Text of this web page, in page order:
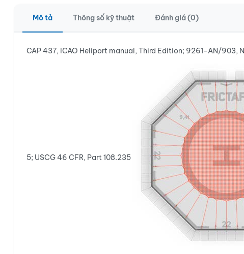
Mô tả Thông số kỹ thuật Đánh giá (0)
CAP 437, ICAO Heliport manual, Third Edition; 9261-AN/903,
5; USCG 46 CFR, Part 108.235